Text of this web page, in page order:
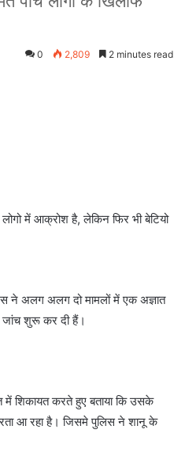
0 2,809 2 minutes read
में आक्रोश है, लेकिन फिर भी बेटियो
ने अलग अलग दो मामलों में एक अज्ञात
जांच शुरू कर दी हैं।
में शिकायत करते हुए बताया कि उसके
आ रहा है। जिसमे पुलिस ने शानू के